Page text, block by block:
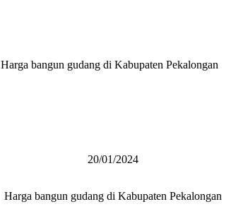
Harga bangun gudang di Kabupaten Pekalongan
20/01/2024
Harga bangun gudang di Kabupaten Pekalongan